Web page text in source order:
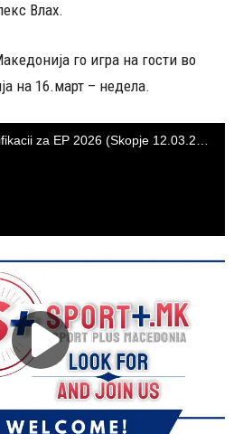
Влах.
го игра на гости во
на 16.март – недела.